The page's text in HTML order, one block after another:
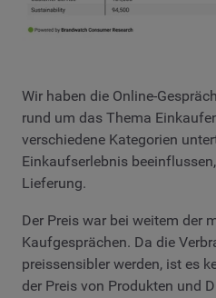
Wir haben die Online-
rund um das Thema
verschiedene Kategorien
Einkaufserlebnis
Lieferung.
Der Preis war bei weitem der
Kaufgesprächen. Da die
preissensibler werden, ist es
der Preis von Produkten und